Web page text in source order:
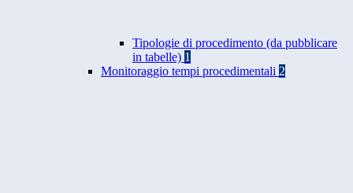
Tipologie di procedimento (da pubblicare
in tabelle) 1
Monitoraggio tempi procedimentali 2